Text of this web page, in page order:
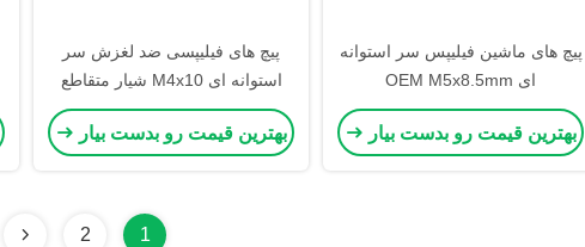
پیچ های ماشین فیلیپس سر استوانه
ای OEM M5x8.5mm
بهترین قیمت رو بدست بیار
پیچ های فیلیپسی ضد لغزش سر
استوانه ای M4x10 شیار متقاطع
مربعی
بهترین قیمت رو بدست بیار
1
2